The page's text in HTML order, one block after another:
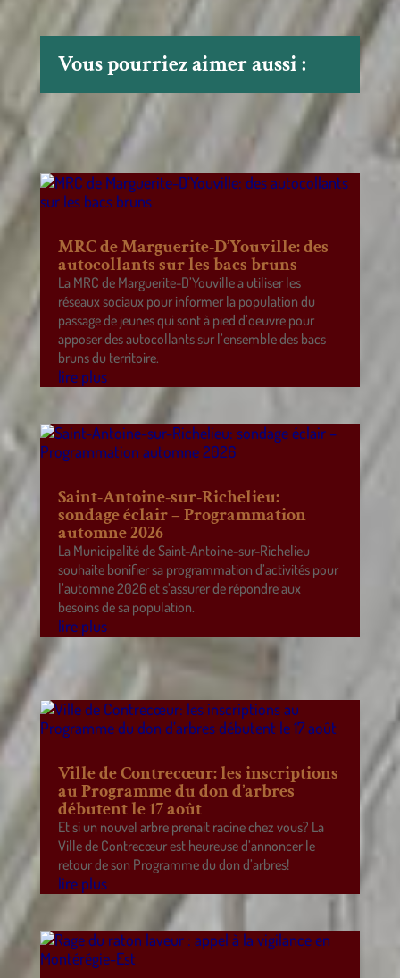
Vous pourriez aimer aussi :
MRC de Marguerite-D’Youville: des
autocollants sur les bacs bruns
La MRC de Marguerite-D’Youville a utiliser les
réseaux sociaux pour informer la population du
passage de jeunes qui sont à pied d’oeuvre pour
apposer des autocollants sur l’ensemble des bacs
bruns du territoire.
lire plus
Saint-Antoine-sur-Richelieu:
sondage éclair – Programmation
automne 2026
La Municipalité de Saint-Antoine-sur-Richelieu
souhaite bonifier sa programmation d’activités pour
l’automne 2026 et s’assurer de répondre aux
besoins de sa population.
lire plus
Ville de Contrecœur: les inscriptions
au Programme du don d’arbres
débutent le 17 août
Et si un nouvel arbre prenait racine chez vous? La
Ville de Contrecœur est heureuse d’annoncer le
retour de son Programme du don d’arbres!
lire plus